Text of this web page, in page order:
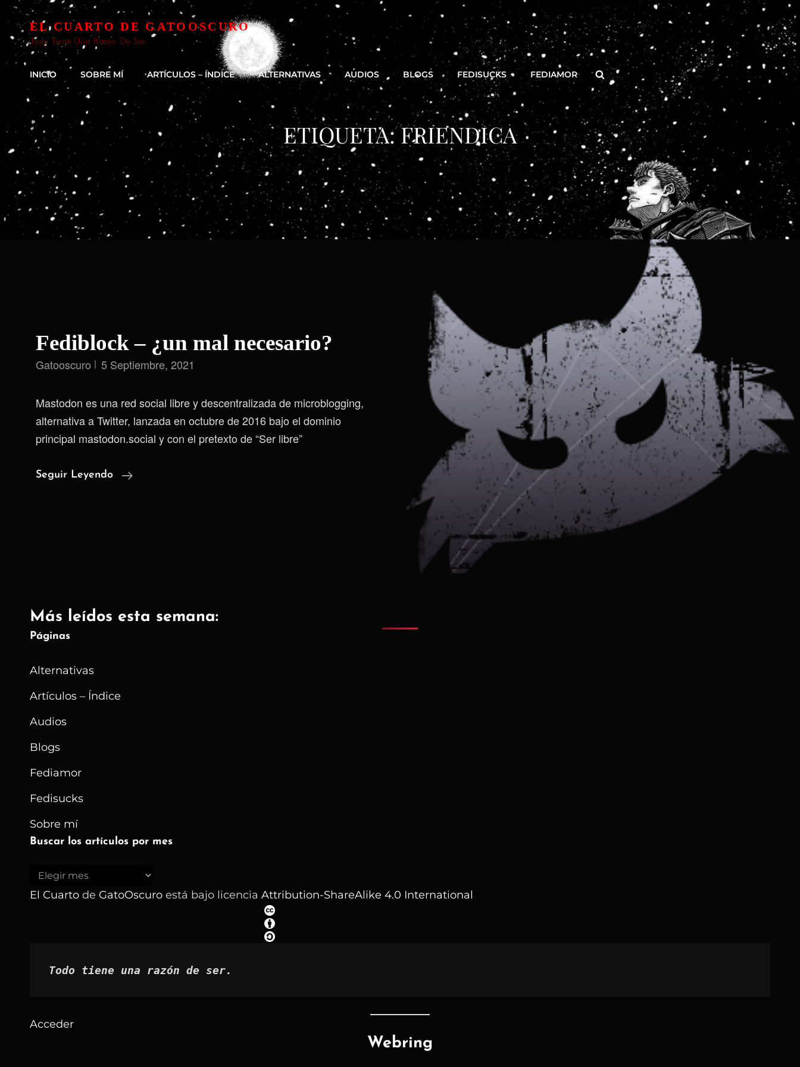
EL CUARTO DE GATOOSCURO
Todo Tiene Una Razón De Ser
INICIO SOBRE MÍ ARTÍCULOS – ÍNDICE ALTERNATIVAS AUDIOS BLOGS FEDISUCKS FEDIAMOR Buscar
ETIQUETA:FRIENDICA
Fediblock – ¿un mal necesario?
Gatooscuro 5 Septiembre, 2021
Mastodon es una red social libre y descentralizada de microblogging,
alternativa a Twitter, lanzada en octubre de 2016 bajo el dominio
principal mastodon.social y con el pretexto de “Ser libre”
Seguir Leyendo
Fediblock
Más leídos esta semana:
Páginas
Alternativas
Artículos – Índice
Audios
Blogs
Fediamor
Fedisucks
Sobre mí
Buscar los artículos por mes
Buscar
los
El Cuarto de GatoOscuro está bajo licencia Attribution-ShareAlike 4.0 International
Todo tiene una razón de ser.
Acceder
Webring